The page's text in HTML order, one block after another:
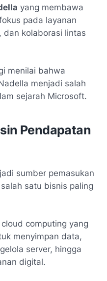
yang membawa
pada layanan
dan kolaborasi lintas
menilai bahwa
menjadi salah
sejarah Microsoft.
Pendapatan
sumber pemasukan
satu bisnis paling
computing yang
menyimpan data,
server, hingga
digital.